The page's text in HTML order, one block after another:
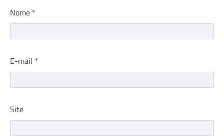
Nome *
E-mail *
Site